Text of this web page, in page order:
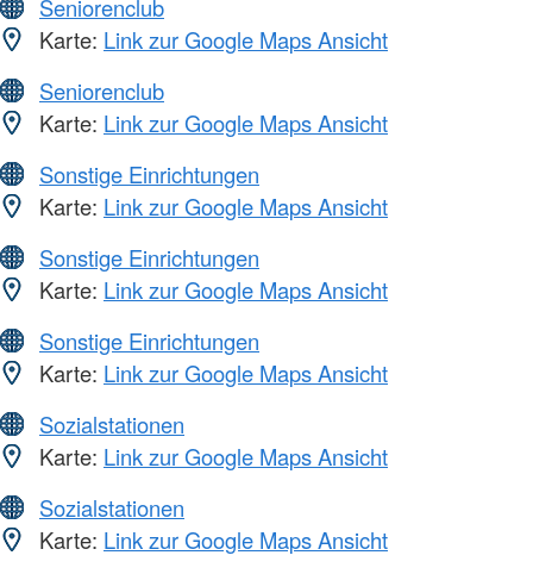
Seniorenclub
Karte: Link zur Google Maps Ansicht
Seniorenclub
Karte: Link zur Google Maps Ansicht
Sonstige Einrichtungen
Karte: Link zur Google Maps Ansicht
Sonstige Einrichtungen
Karte: Link zur Google Maps Ansicht
Sonstige Einrichtungen
Karte: Link zur Google Maps Ansicht
Sozialstationen
Karte: Link zur Google Maps Ansicht
Sozialstationen
Karte: Link zur Google Maps Ansicht